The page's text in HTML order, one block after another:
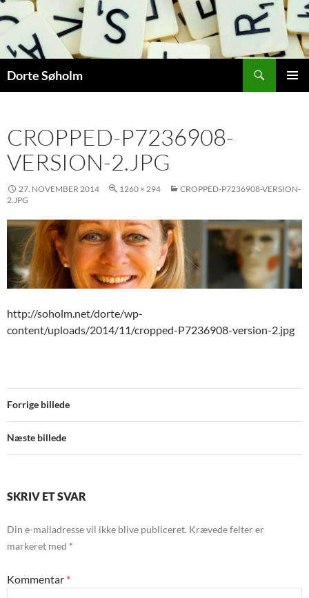
Hop
til
indhold
Dorte Søholm
CROPPED-P7236908-
VERSION-2.JPG
27. NOVEMBER 2014 1260 × 294
CROPPED-P7236908-VERSION-
2.JPG
http://soholm.net/dorte/wp-
content/uploads/2014/11/cropped-P7236908-version-2.jpg
Forrige billede
Næste billede
SKRIV ET SVAR
Din e-mailadresse vil ikke blive publiceret. Krævede felter er
markeret med *
Kommentar *